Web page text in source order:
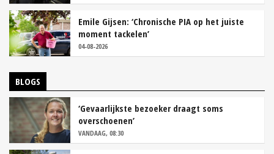
Emile Gijsen: ‘Chronische PIA op het juiste
moment tackelen’
04-08-2026
BLOGS
‘Gevaarlijkste bezoeker draagt soms
overschoenen’
VANDAAG, 08:30